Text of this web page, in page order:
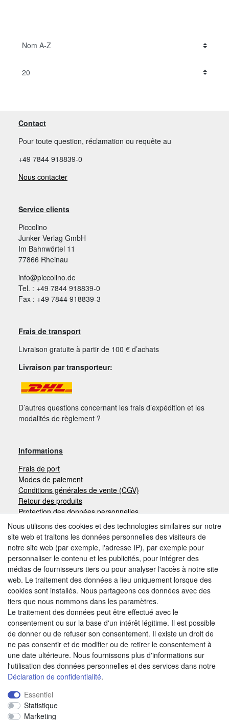
Contact
Pour toute question, réclamation ou requête au
+49 7844 918839-0
Nous contacter
Service clients
Piccolino
Junker Verlag GmbH
Im Bahnwörtel 11
77866 Rheinau
info@piccolino.de
Tel. : +49 7844 918839-0
Fax : +49 7844 918839-3
Frais de transport
Livraison gratuite à partir de 100 € d’achats
Livraison par transporteur:
D’autres questions concernant les frais d’expédition et les
modalités de règlement ?
Informations
Frais de port
Modes de paiement
Conditions générales de vente (CGV)
Retour des produits
Protection des données personnelles
Mentions légales
Moyens de paiement
Autres modes de paiement:
Paiement à réception de facture
Paiement anticipé
Nous trouver
Nous utilisons des cookies et des technologies similaires sur notre
site web et traitons les données personnelles des visiteurs de
notre site web (par exemple, l'adresse IP), par exemple pour
personnaliser le contenu et les publicités, pour intégrer des
médias de fournisseurs tiers ou pour analyser l'accès à notre site
web. Le traitement des données a lieu uniquement lorsque des
cookies sont installés. Nous partageons ces données avec des
tiers que nous nommons dans les paramètres.
Le traitement des données peut être effectué avec le
consentement ou sur la base d'un intérêt légitime. Il est possible
de donner ou de refuser son consentement. Il existe un droit de
ne pas consentir et de modifier ou de retirer le consentement à
une date ultérieure. Nous fournissons plus d'informations sur
l'utilisation des données personnelles et des services dans notre
Déclaration de confidentialité.
Essentiel
Statistique
Marketing